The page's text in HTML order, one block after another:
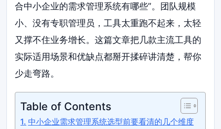
合中小企业的需求管理系统有哪些”。团队规模
小、没有专职管理员，工具太重跑不起来，太轻
又撑不住业务增长。这篇文章把几款主流工具的
实际适用场景和优缺点都掰开揉碎讲清楚，帮你
少走弯路。
Table of Contents
中小企业需求管理系统选型前要看清的几个维度